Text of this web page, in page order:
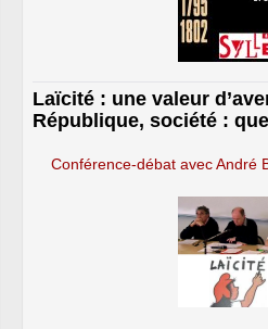
Laïcité : une valeur
République, société :
Conférence-débat avec André